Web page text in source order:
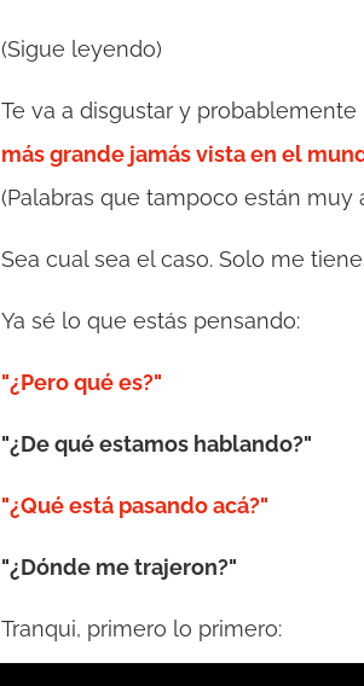
(Sigue leyendo)
Te va a disgustar y
más grande jamás vista en el
(Palabras que tampoco están muy
Sea cual sea el caso. Solo me
Ya sé lo que estás pensando:
"¿Pero qué es?"
"¿De qué estamos hablando?"
"¿Qué está pasando acá?"
"¿Dónde me trajeron?"
Tranqui, primero lo primero: